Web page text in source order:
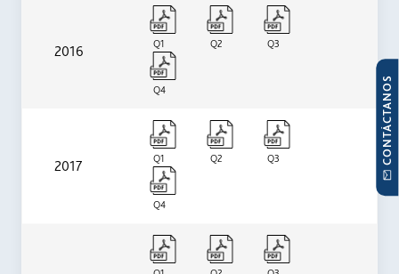
2016 Q1 Q2 Q3
Q4
2017 Q1 Q2 Q3
Q4
CONTÁCTANOS